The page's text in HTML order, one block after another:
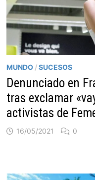
MUNDO /SUCESOS
Denunciado en
tras exclamar
activistas de
16/05/2021 0